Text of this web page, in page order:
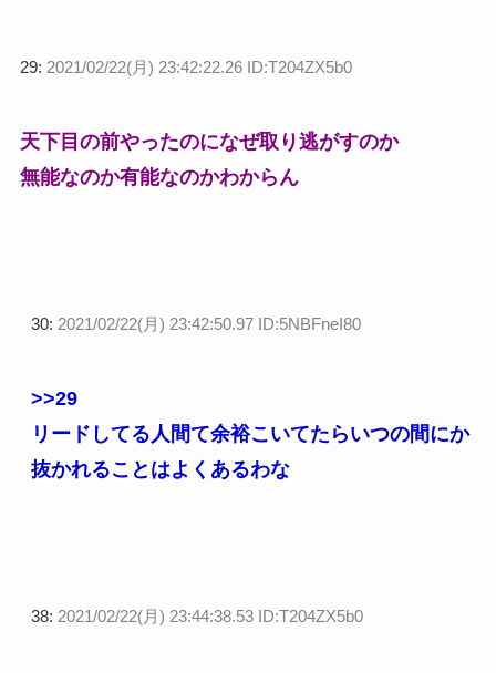
29: 2021/02/22(月) 23:42:22.26 ID:T204ZX5b0
天下目の前やったのになぜ取り逃がすのか
無能なのか有能なのかわからん
30: 2021/02/22(月) 23:42:50.97 ID:5NBFneI80
>>29
リードしてる人間て余裕こいてたらいつの間にか
抜かれることはよくあるわな
38: 2021/02/22(月) 23:44:38.53 ID:T204ZX5b0